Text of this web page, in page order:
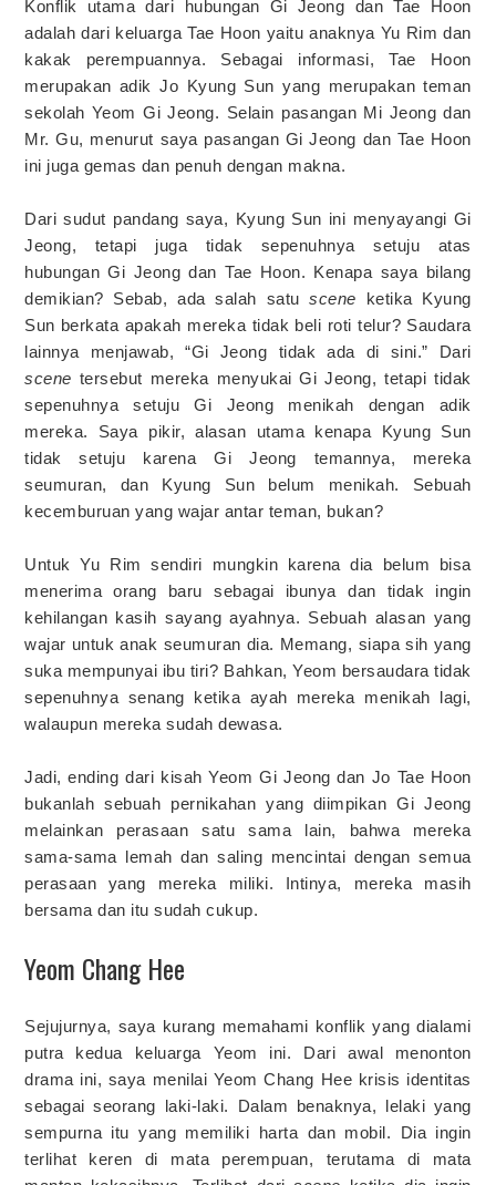
Konflik utama dari hubungan Gi Jeong dan Tae Hoon
adalah dari keluarga Tae Hoon yaitu anaknya Yu Rim dan
kakak perempuannya. Sebagai informasi, Tae Hoon
merupakan adik Jo Kyung Sun yang merupakan teman
sekolah Yeom Gi Jeong. Selain pasangan Mi Jeong dan
Mr. Gu, menurut saya pasangan Gi Jeong dan Tae Hoon
ini juga gemas dan penuh dengan makna.
Dari sudut pandang saya, Kyung Sun ini menyayangi Gi
Jeong, tetapi juga tidak sepenuhnya setuju atas
hubungan Gi Jeong dan Tae Hoon. Kenapa saya bilang
demikian? Sebab, ada salah satuscene ketika Kyung
Sun berkata apakah mereka tidak beli roti telur? Saudara
lainnya menjawab, “Gi Jeong tidak ada di sini.” Dari
scene tersebut mereka menyukai Gi Jeong, tetapi tidak
sepenuhnya setuju Gi Jeong menikah dengan adik
mereka. Saya pikir, alasan utama kenapa Kyung Sun
tidak setuju karena Gi Jeong temannya, mereka
seumuran, dan Kyung Sun belum menikah. Sebuah
kecemburuan yang wajar antar teman, bukan?
Untuk Yu Rim sendiri mungkin karena dia belum bisa
menerima orang baru sebagai ibunya dan tidak ingin
kehilangan kasih sayang ayahnya. Sebuah alasan yang
wajar untuk anak seumuran dia. Memang, siapa sih yang
suka mempunyai ibu tiri? Bahkan, Yeom bersaudara tidak
sepenuhnya senang ketika ayah mereka menikah lagi,
walaupun mereka sudah dewasa.
Jadi, ending dari kisah Yeom Gi Jeong dan Jo Tae Hoon
bukanlah sebuah pernikahan yang diimpikan Gi Jeong
melainkan perasaan satu sama lain, bahwa mereka
sama-sama lemah dan saling mencintai dengan semua
perasaan yang mereka miliki. Intinya, mereka masih
bersama dan itu sudah cukup.
Yeom Chang Hee
Sejujurnya, saya kurang memahami konflik yang dialami
putra kedua keluarga Yeom ini. Dari awal menonton
drama ini, saya menilai Yeom Chang Hee krisis identitas
sebagai seorang laki-laki. Dalam benaknya, lelaki yang
sempurna itu yang memiliki harta dan mobil. Dia ingin
terlihat keren di mata perempuan, terutama di mata